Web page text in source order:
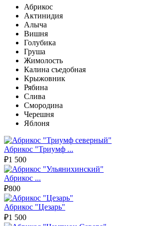
Абрикос
Актинидия
Алыча
Вишня
Голубика
Груша
Жимолость
Калина съедобная
Крыжовник
Рябина
Слива
Смородина
Черешня
Яблоня
Абрикос "Триумф ...
₽1 500
Абрикос ...
₽800
Абрикос "Цезарь"
₽1 500